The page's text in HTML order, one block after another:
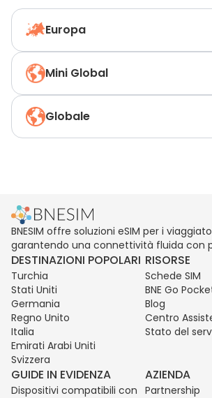
Europa
Mini Global
Globale
BNESIM offre soluzioni eSIM per i
garantendo una connettività fluida con
DESTINAZIONI POPOLARI
Turchia
Stati Uniti
Germania
Regno Unito
Italia
Emirati Arabi Uniti
Svizzera
RISORSE
Schede SIM
BNE Go
Blog
Centro
Stato del
GUIDE IN EVIDENZA
Dispositivi compatibili con
AZIENDA
Partnership